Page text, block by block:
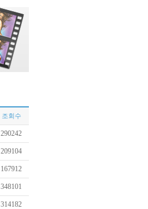
조회수
290242
209104
167912
348101
314182